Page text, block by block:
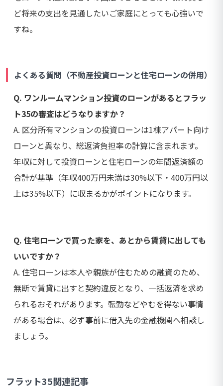
ど将来の支出を見通したいご家庭にとっても心強いで
すね。
よくある質問（不動産投資ローンと住宅ローンの併用）
Q. ワンルームマンション投資のローンがあるとフラッ
ト35の審査はどうなりますか？
A. 区分所有マンションの投資ローンは1棟アパート向け
ローンと異なり、総返済負担率の計算に含まれます。
年収に対して投資ローンと住宅ローンの年間返済額の
合計が基準（年収400万円未満は30%以下・400万円以
上は35%以下）に収まるかがポイントになります。
Q. 住宅ローンで買った家を、あとから賃貸に出しても
いいですか？
A. 住宅ローンは本人や親族が住むための融資のため、
無断で賃貸に出すと契約違反となり、一括返済を求め
られるおそれがあります。転勤などやむを得ない事情
がある場合は、必ず事前に借入先の金融機関へ相談し
ましょう。
フラット35関連記事